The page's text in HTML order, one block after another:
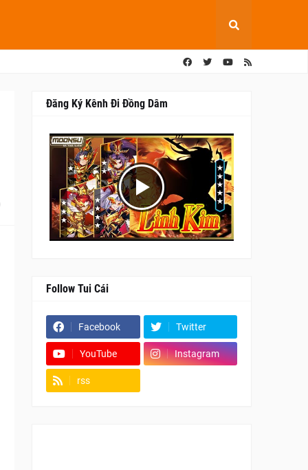
Đăng Ký Kênh Đi Đồng Dâm
Follow Tui Cái
Facebook Twitter
YouTube Instagram
rss